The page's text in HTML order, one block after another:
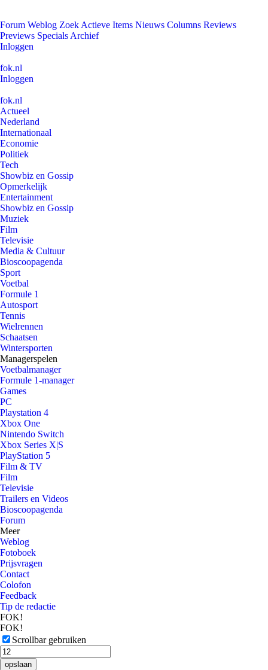
Forum Weblog Zoek Actieve Items Nieuws Columns Reviews
Previews Specials Archief
Inloggen
fok.nl
Inloggen
fok.nl
Actueel
Nederland
Internationaal
Economie
Politiek
Tech
Showbiz en Gossip
Opmerkelijk
Entertainment
Showbiz en Gossip
Muziek
Film
Televisie
Media & Cultuur
Bioscoopagenda
Sport
Voetbal
Formule 1
Autosport
Tennis
Wielrennen
Schaatsen
Wintersporten
Managerspelen
Voetbalmanager
Formule 1-manager
Games
PC
Playstation 4
Xbox One
Nintendo Switch
Xbox Series X|S
PlayStation 5
Film & TV
Film
Televisie
Trailers en Videos
Bioscoopagenda
Forum
Meer
Weblog
Fotoboek
Prijsvragen
Contact
Colofon
Feedback
Tip de redactie
FOK!
FOK!
Scrollbar gebruiken
opslaan